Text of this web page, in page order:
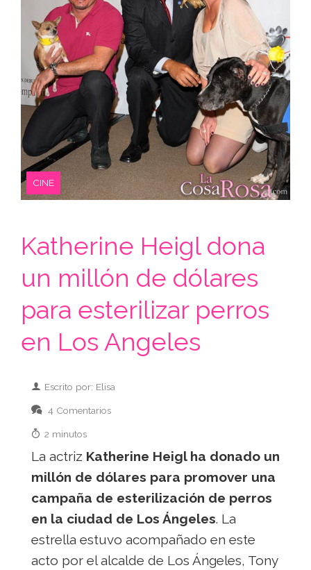
CINE
Katherine Heigl dona
un millón de dólares
para esterilizar perros
en Los Angeles
Escrito por: Elisa
4 Comentarios
2 minutos
La actriz Katherine Heigl ha donado un
millón de dólares para promover una
campaña de esterilización de perros
en la ciudad de Los Ángeles. La
estrella estuvo acompañado en este
acto por el alcalde de Los Ángeles, Tony